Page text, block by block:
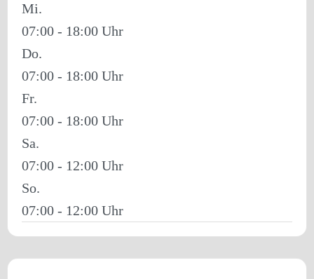
Mi.
07:00 - 18:00
Do.
07:00 - 18:00
Fr.
07:00 - 18:00
Sa.
07:00 - 12:00
So.
07:00 - 12:00